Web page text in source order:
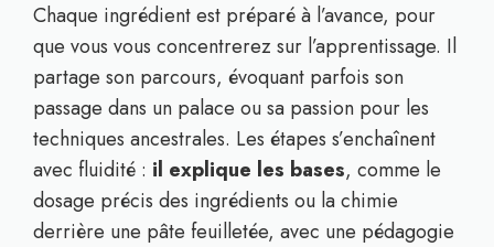
Chaque ingrédient est préparé à l’avance, pour
que vous vous concentrerez sur l’apprentissage. Il
partage son parcours, évoquant parfois son
passage dans un palace ou sa passion pour les
techniques ancestrales. Les étapes s’enchaînent
avec fluidité : il explique les bases, comme le
dosage précis des ingrédients ou la chimie
derrière une pâte feuilletée, avec une pédagogie